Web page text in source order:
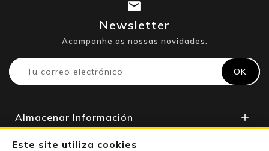
Newsletter
Acompanhe as nossas novidades.
Almacenar Información 
Apoyo Al Cliente
Este site utiliza cookies